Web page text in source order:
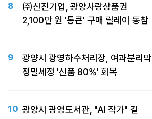
8
㈜신진기업, 광양사랑상품권
2,100만 원 '통큰' 구매 릴레이 동참
9
광양시 광영하수처리장, 여과분리막
정밀세정 '신품 80%' 회복
10 광양시 광영도서관, "AI 작가" 길